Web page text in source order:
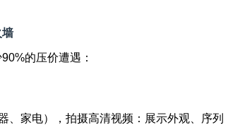
墙
的压价遭遇：
、家电），拍摄高清视频：展示外观、序列